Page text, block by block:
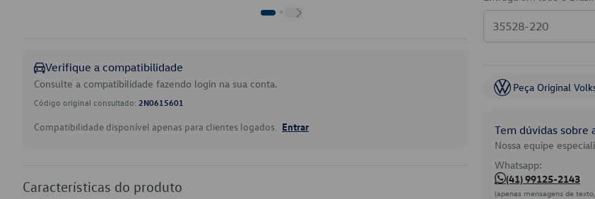
Verifique a compatibilidade
Consulte a compatibilidade fazendo login na sua conta.
Código original consultado: 2N0615601
Compatibilidade disponível apenas para clientes logados. Entrar
Características do produto
Peça Original
Tem dúvidas
Nossa equipe
Whatsapp:
(41) 99125-2143
(apenas mensagens de